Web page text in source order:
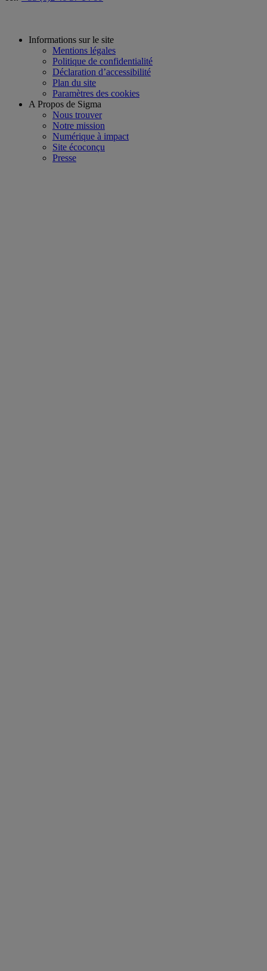
Informations sur le site
Mentions légales
Politique de confidentialité
Déclaration d’accessibilité
Plan du site
Paramètres des cookies
A Propos de Sigma
Nous trouver
Notre mission
Numérique à impact
Site écoconçu
Presse